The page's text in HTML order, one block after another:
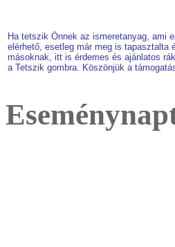
Ha tetszik Önnek az ismeretanyag, ami
elérhető, esetleg már meg is tapasztalta
másoknak, itt is érdemes és ajánlatos
a Tetszik gombra. Köszönjük a